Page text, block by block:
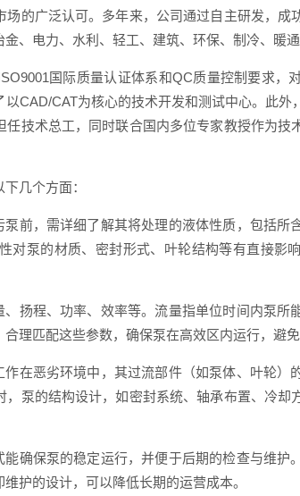
的广泛认可。多年来，公司通过自主研发，成
、电力、水利、轻工、建筑、环保、制冷、暖
国际质量认证体系和QC质量控制要求，
CAD/CAT为核心的技术开发和测试中心。此外
技术总工，同时联合国内多位专家教授作为技
几个方面：
前，需详细了解其将处理的液体性质，包括所
对泵的材质、密封形式、叶轮结构等有直接影
扬程、功率、效率等。流量指单位时间内泵所
理匹配这些参数，确保泵在高效区内运行，避免
在恶劣环境中，其过流部件（如泵体、叶轮）
泵的结构设计，如密封系统、轴承布置、冷却
确保泵的稳定运行，并便于后期的检查与维护
护的设计，可以降低长期的运营成本。